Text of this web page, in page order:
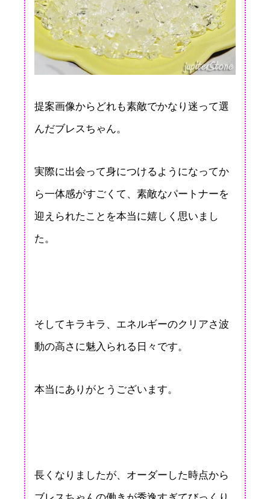
提案画像からどれも素敵でかなり迷って選
んだブレスちゃん。
実際に出会って身につけるようになってか
ら一体感がすごくて、素敵なパートナーを
迎えられたことを本当に嬉しく思いまし
た。
そしてキラキラ、エネルギーのクリアさ波
動の高さに魅入られる日々です。
本当にありがとうございます。
長くなりましたが、オーダーした時点から